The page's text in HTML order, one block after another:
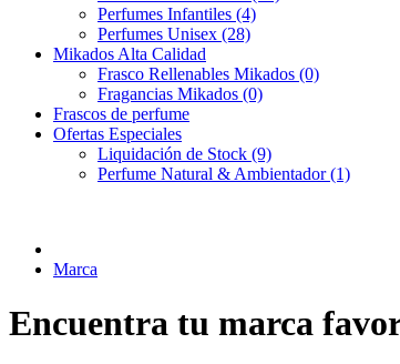
Perfumes Infantiles (4)
Perfumes Unisex (28)
Mikados Alta Calidad
Frasco Rellenables Mikados (0)
Fragancias Mikados (0)
Frascos de perfume
Ofertas Especiales
Liquidación de Stock (9)
Perfume Natural & Ambientador (1)
Marca
Encuentra tu marca